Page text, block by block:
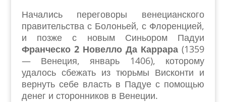
Начались переговоры венецианского
правительства с Болоньей, с Флоренцией,
и позже с новым Синьором Падуи
Франческо 2 Новелло Да Каррара (1359
— Венеция, январь 1406), которому
удалось сбежать из тюрьмы Висконти и
вернуть себе власть в Падуе с помощью
денег и сторонников в Венеции.